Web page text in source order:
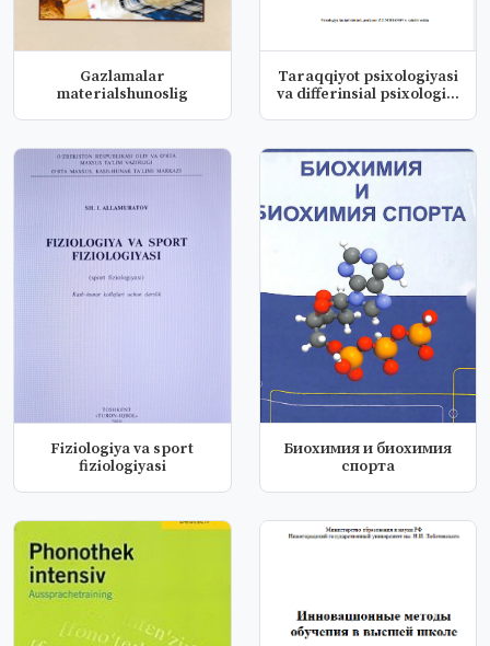
Gazlamalar
materialshunoslig
Taraqqiyot psixologiyasi
va differinsial psixologi...
Fiziologiya va sport
fiziologiyasi
Биохимия и биохимия
спорта